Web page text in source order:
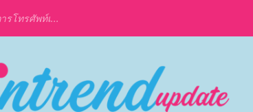
รโทรศัพท์เ...